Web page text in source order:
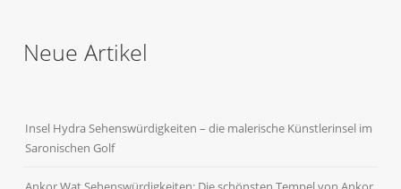
Neue Artikel
Insel Hydra Sehenswürdigkeiten – die malerische Künstlerinsel im
Saronischen Golf